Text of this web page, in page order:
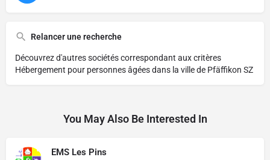
Relancer une recherche
Découvrez d'autres sociétés correspondant aux critères
Hébergement pour personnes âgées dans la ville de Pfäffikon SZ
You May Also Be Interested In
EMS Les Pins